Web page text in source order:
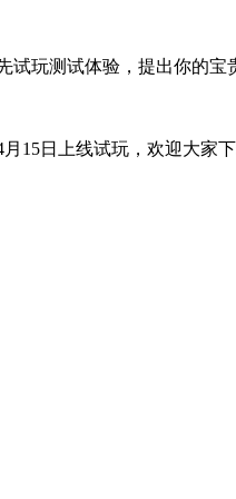
试玩测试体验，提出你的宝
15日上线试玩，欢迎大家下